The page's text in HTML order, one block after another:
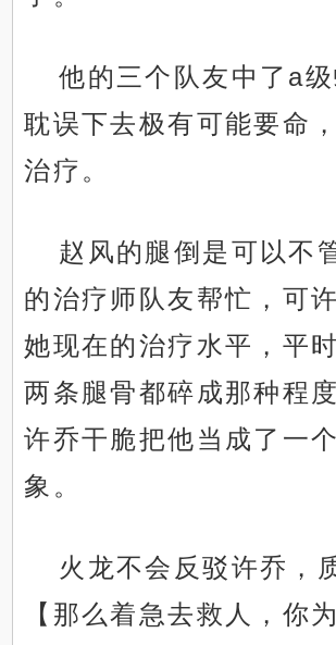
他的三个队友中了a
耽误下去极有可能要命
治疗。
赵风的腿倒是可以不
的治疗师队友帮忙，可
她现在的治疗水平，平
两条腿骨都碎成那种程
许乔干脆把他当成了一
象。
火龙不会反驳许乔，
【那么着急去救人，你